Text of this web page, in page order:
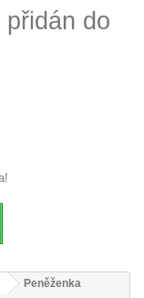
do
Peněženka